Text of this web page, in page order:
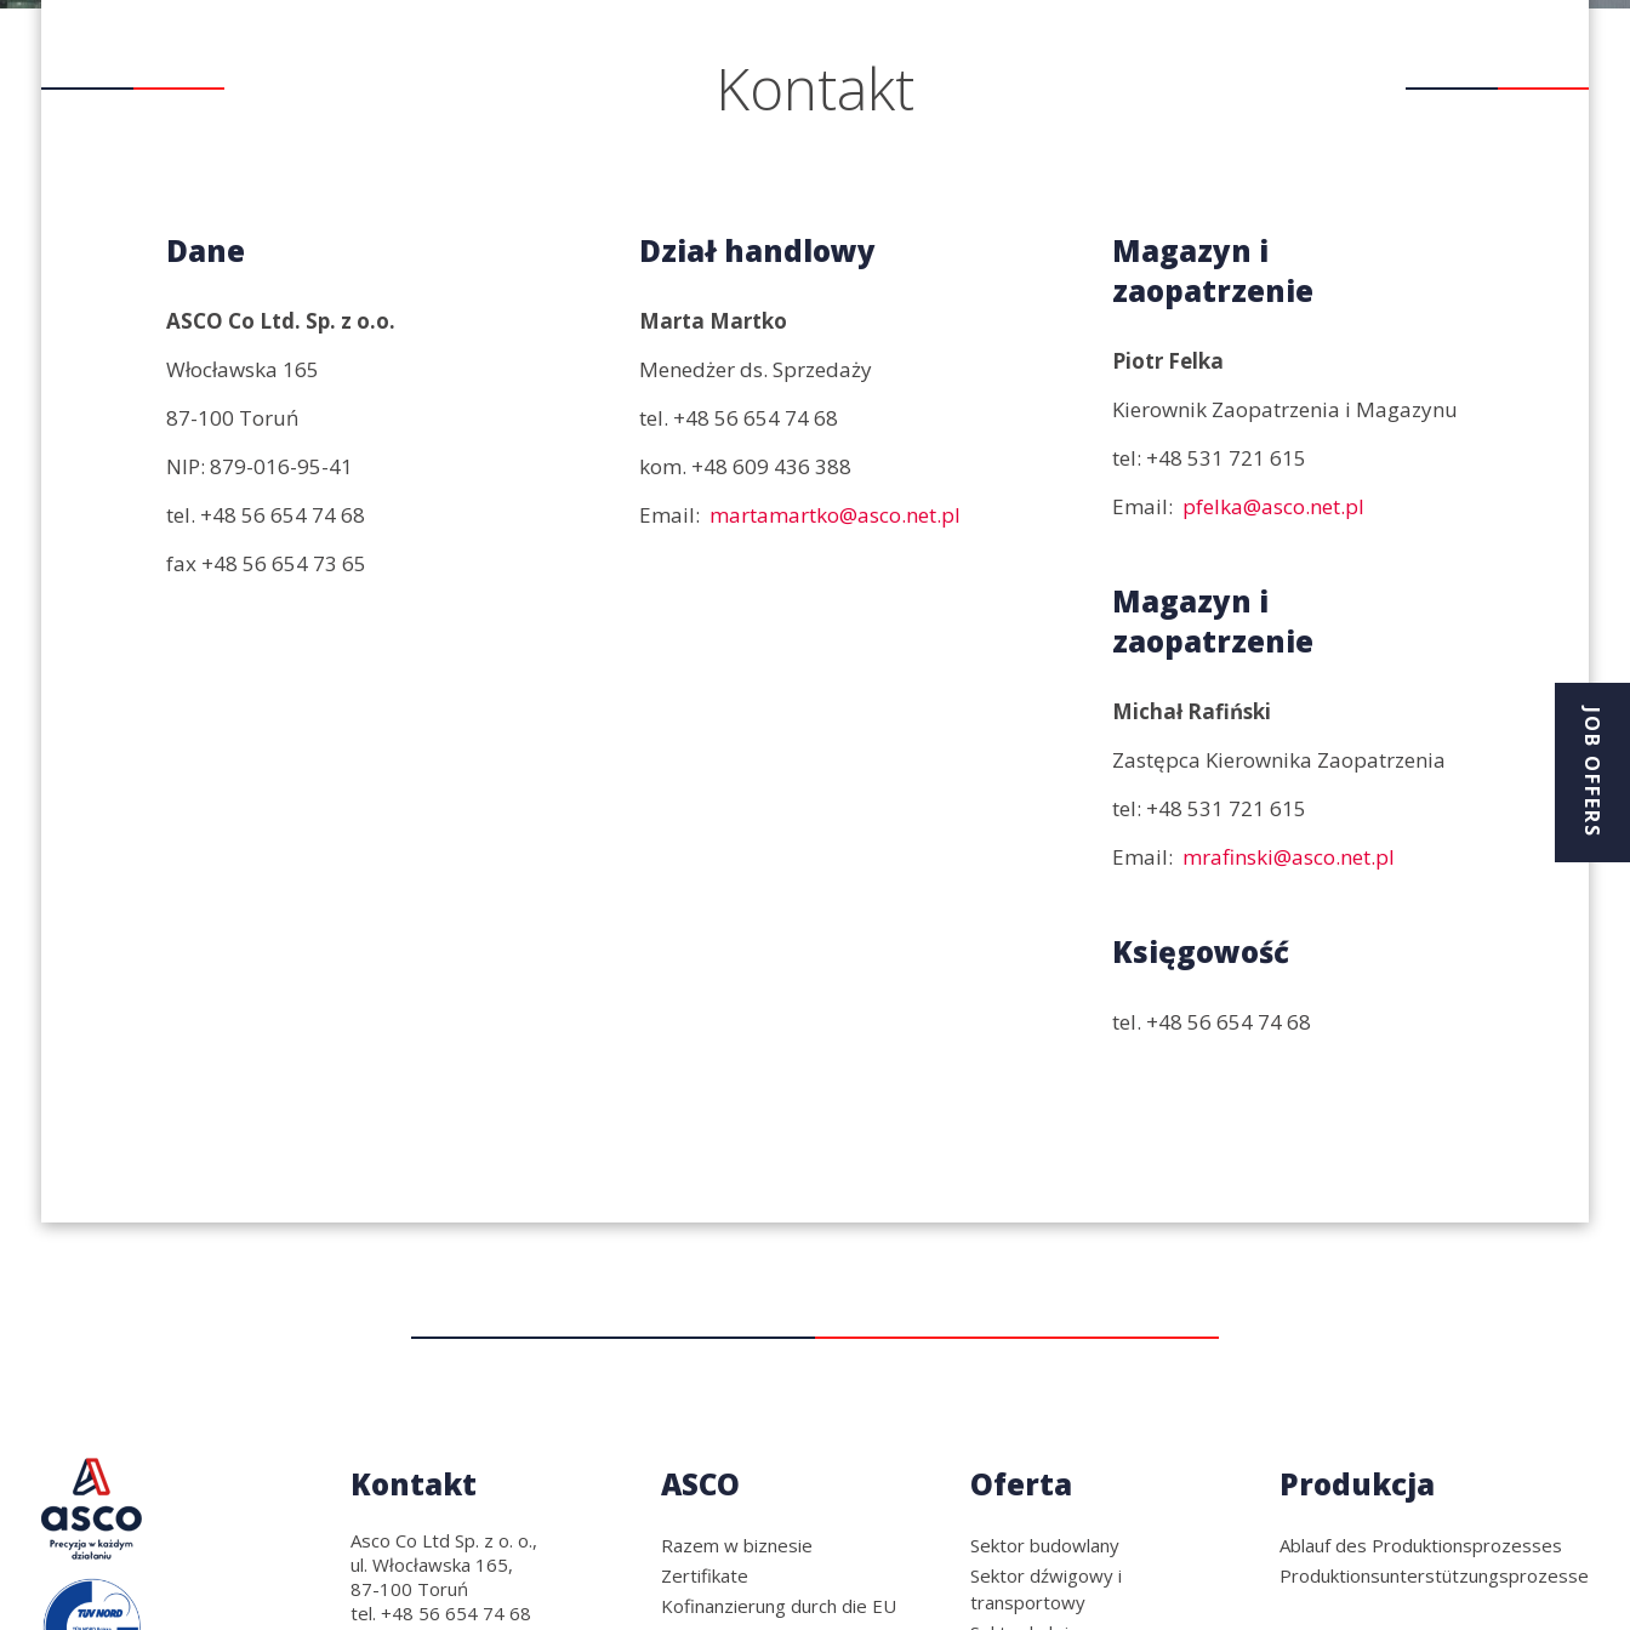
JOB OFFERS
Kontakt
Dane
ASCO Co Ltd. Sp. z o.o.
Włocławska 165
87-100 Toruń
NIP: 879-016-95-41
tel. +48 56 654 74 68
fax +48 56 654 73 65
Dział handlowy
Marta Martko
Menedżer ds. Sprzedaży
tel. +48 56 654 74 68
kom. +48 609 436 388
Email
martamartko@asco.net.pl
Magazyn i
zaopatrzenie
Piotr Felka
Kierownik Zaopatrzenia i Magazynu
tel: +48 531 721 615
Email
pfelka@asco.net.pl
Magazyn i
zaopatrzenie
Michał Rafiński
Zastępca Kierownika Zaopatrzenia
tel: +48 531 721 615
Email
mrafinski@asco.net.pl
Księgowość
tel. +48 56 654 74 68
Kontakt
Asco Co Ltd Sp. z o. o.,
ul. Włocławska 165,
87-100 Toruń
tel.+48 56 654 74 68
ASCO
Razem w biznesie
Zertifikate
Kofinanzierung durch die EU
Oferta
Sektor budowlany
Sektor dźwigowy i
transportowy
Produkcja
Ablauf des Produktionsprozesses
Produktionsunterstützungsprozesse